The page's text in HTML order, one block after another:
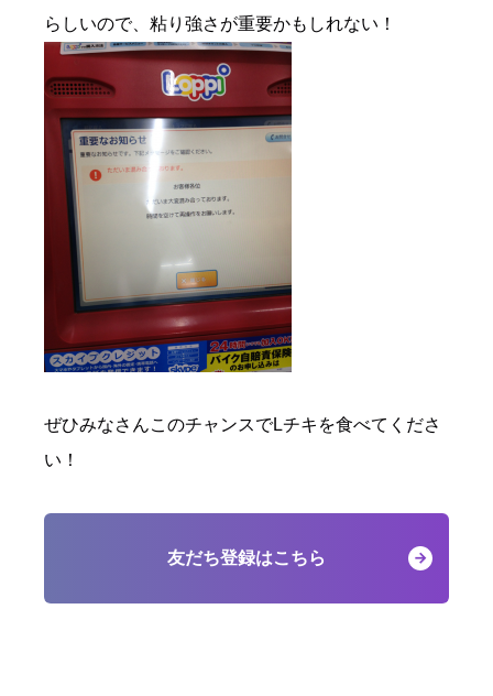
らしいので、粘り強さが重要かもしれない！
ぜひみなさんこのチャンスでLチキを食べてくださ
い！
友だち登録はこちら